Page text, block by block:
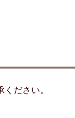
ださい。